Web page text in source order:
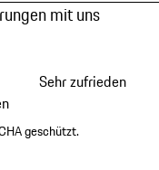
mit uns
Sehr zufrieden
geschützt.